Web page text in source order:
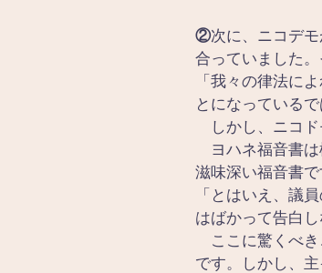
②次に、ニコデ
合っていました
「我々の律法に
とになっているで
しかし、ニコド
ヨハネ福音書は
滋味深い福音書で
「とはいえ、議
はばかって告白
ここに驚くべき
です。しかし、